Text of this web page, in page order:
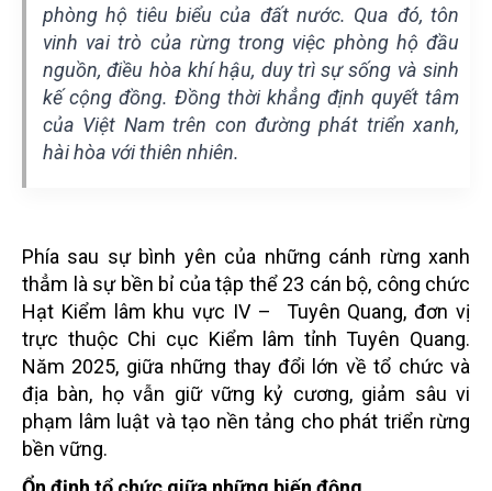
phòng hộ tiêu biểu của đất nước. Qua đó, tôn
vinh vai trò của rừng trong việc phòng hộ đầu
nguồn, điều hòa khí hậu, duy trì sự sống và sinh
kế cộng đồng. Đồng thời khẳng định quyết tâm
của Việt Nam trên con đường phát triển xanh,
hài hòa với thiên nhiên.
Phía sau sự bình yên của những cánh rừng xanh
thẳm là sự bền bỉ của tập thể 23 cán bộ, công chức
Hạt Kiểm lâm khu vực IV – Tuyên Quang, đơn vị
trực thuộc Chi cục Kiểm lâm tỉnh Tuyên Quang.
Năm 2025, giữa những thay đổi lớn về tổ chức và
địa bàn, họ vẫn giữ vững kỷ cương, giảm sâu vi
phạm lâm luật và tạo nền tảng cho phát triển rừng
bền vững.